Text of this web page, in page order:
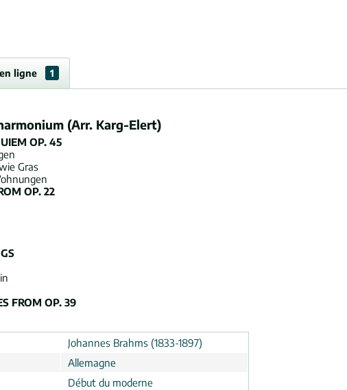
ligne 1
(Arr. Karg-Elert)
OP. 45
Gras
OP. 22
FROM OP. 39
Johannes Brahms (1833-1897)
Allemagne
Début du moderne